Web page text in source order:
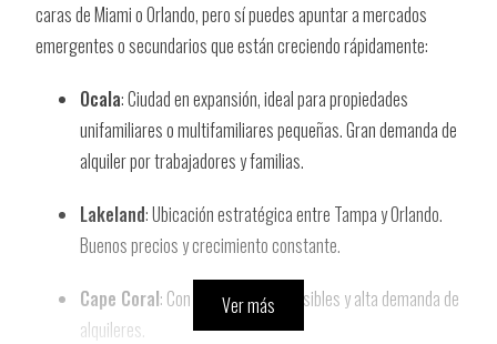
caras de Miami o Orlando, pero sí puedes apuntar a mercados
emergentes o secundarios que están creciendo rápidamente:
Ocala: Ciudad en expansión, ideal para propiedades
unifamiliares o multifamiliares pequeñas. Gran demanda de
alquiler por trabajadores y familias.
Lakeland: Ubicación estratégica entre Tampa y Orlando.
Buenos precios y crecimiento constante.
Cape Coral: Con precios aún accesibles y alta demanda de
alquileres.
Ver más